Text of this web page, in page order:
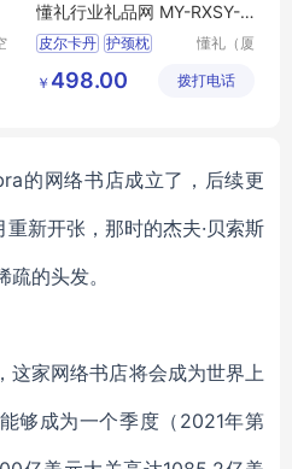
懂礼行业礼品网 MY-RXSY-
(T)-169
皮尔卡丹 护颈枕
行业礼品网 MY
懂礼（厦
链有限公
￥ 498.00 拨打电话
的网络书店成立了 ， 后续更
重新开张，那时的杰夫·贝索斯
的头发。
这家网络书店将会成为世界上
够成为一个季度（ 2021年第